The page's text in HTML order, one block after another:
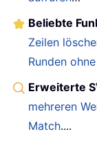
Beliebte
Zeilen
Runden
Erweiterte
mehreren
Match....